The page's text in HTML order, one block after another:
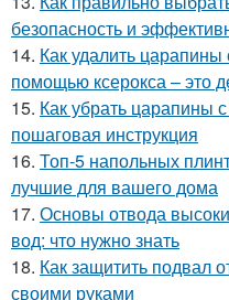
безопасность и
14. Как удалить царапины
помощью ксерокса – это
15. Как убрать царапины
пошаговая инструкция
16. Топ-5 напольных
лучшие для вашего дома
17. Основы отвода
вод: что нужно знать
18. Как защитить подвал
своими руками